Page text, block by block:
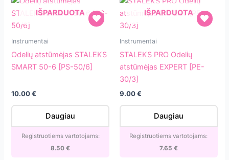
Odelių
STALEKS
6
IŠPARDUOTA
Instrumentai
Odelių atstūmėjas STALEKS
SMART 50-6 [PS-50/6]
10.00€
Daugiau
Registruotiems vartotojams:
8.50€
STALEKS
atstūmėjas
[PE-
IŠPARDUOTA
Instrumentai
STALEKS PRO Odelių
atstūmėjas EXPERT [PE-
30/3]
9.00€
Daugiau
Registruotiems vartotojams:
7.65 €